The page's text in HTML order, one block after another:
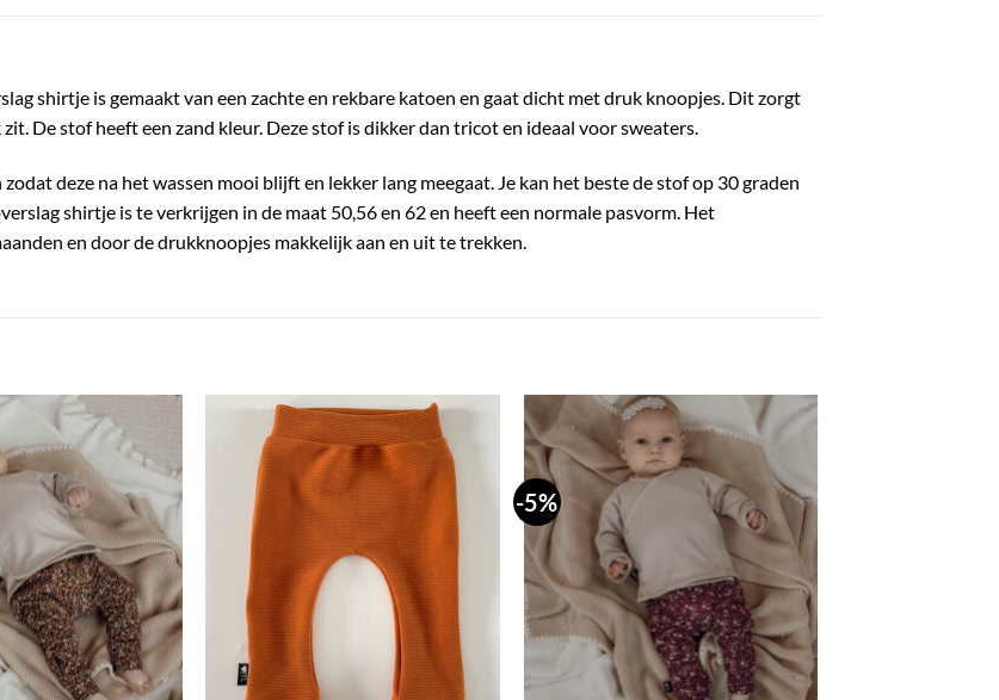
shirtje is gemaakt van een zachte en rekbare katoen en gaat dicht met druk knoopjes. Dit zorgt
De stof heeft een zand kleur. Deze stof is dikker dan tricot en ideaal voor sweaters.
deze na het wassen mooi blijft en lekker lang meegaat. Je kan het beste de stof op 30 graden
shirtje is te verkrijgen in de maat 50,56 en 62 en heeft een normale pasvorm. Het
en door de drukknoopjes makkelijk aan en uit te trekken.
-5%